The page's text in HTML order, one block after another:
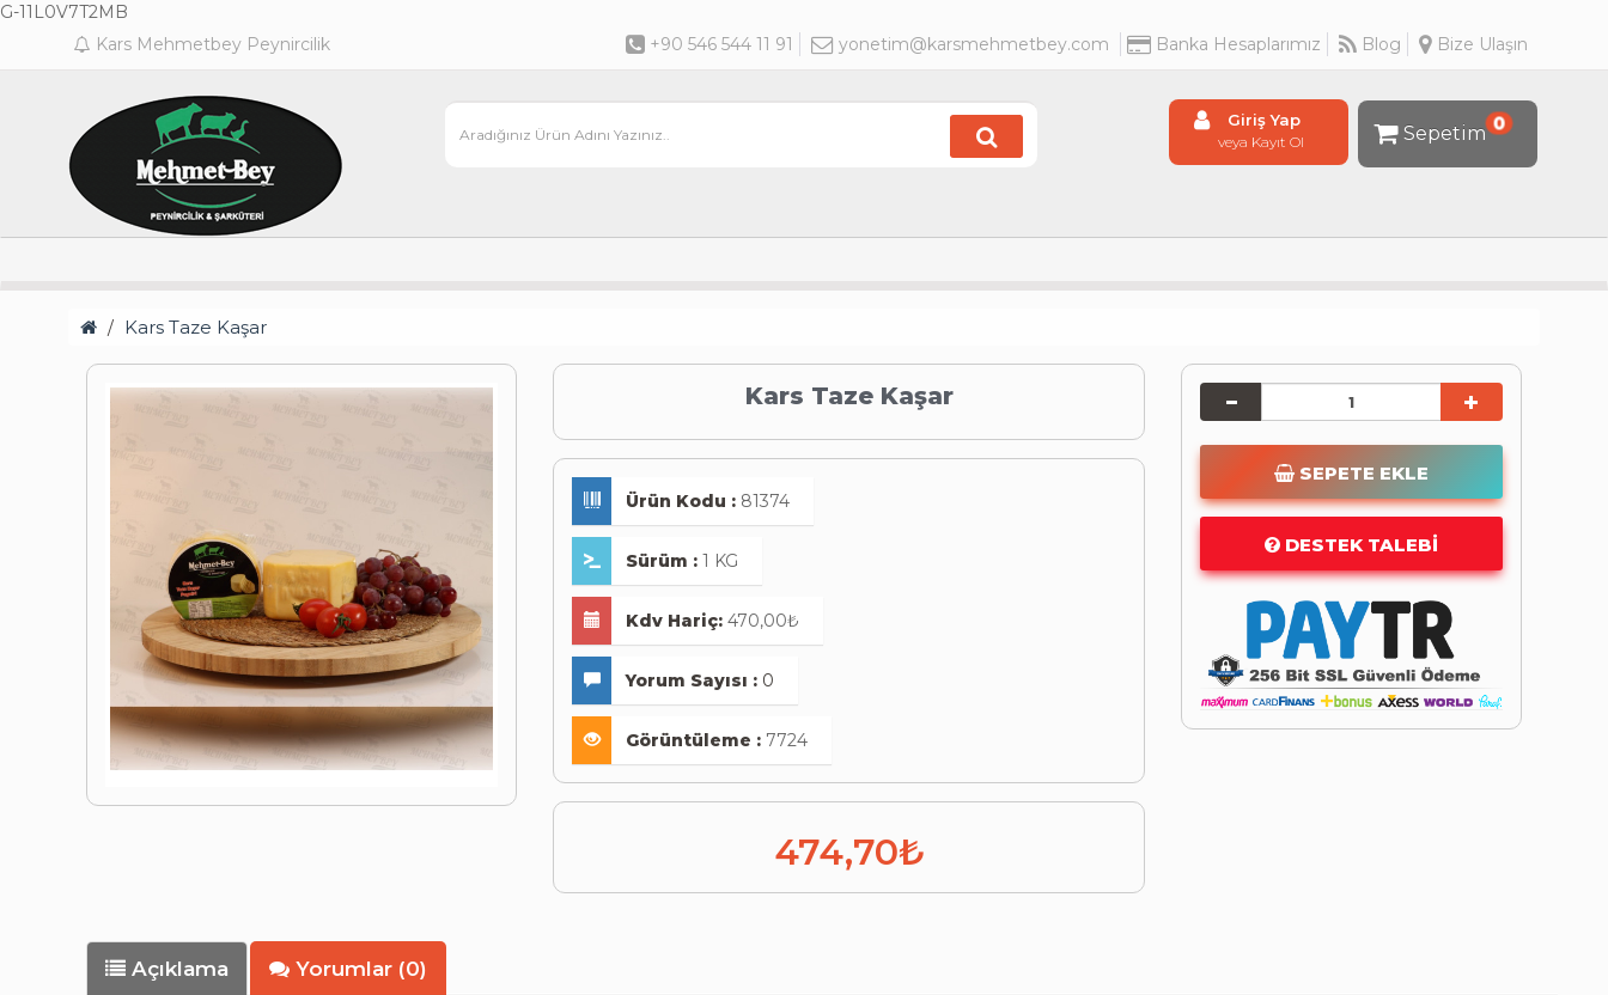
G-11L0V7T2MB
Kars Mehmetbey Peynircilik
+90 546 544 11 91 yonetim@karsmehmetbey.com Banka Hesaplarımız Blog Bize Ulaşın
Giriş Yap
veya Kayıt Ol Sepetim 0
Kars Taze Kaşar
Kars Taze Kaşar
Ürün Kodu : 81374
Sürüm : 1 KG
Kdv Hariç: 470,00₺
Yorum Sayısı : 0
Görüntüleme : 7724
474,70₺
SEPETE EKLE
DESTEK TALEBI
Açıklama Yorumlar (0)